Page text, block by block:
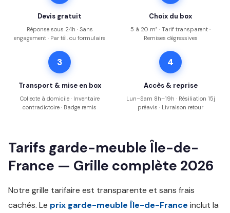
Devis gratuit
Réponse sous 24h · Sans
engagement · Par tél. ou formulaire
Choix du box
5 à 20 m³ · Tarif transparent ·
Remises dégressives
3
Transport & mise en box
Collecte à domicile · Inventaire
contradictoire · Badge remis
4
Accès & reprise
Lun–Sam 8h–19h · Résiliation 15j
préavis · Livraison retour
Tarifs garde-meuble Île-de-
France — Grille complète 2026
Notre grille tarifaire est transparente et sans frais
cachés. Le prix garde-meuble Île-de-France inclut la